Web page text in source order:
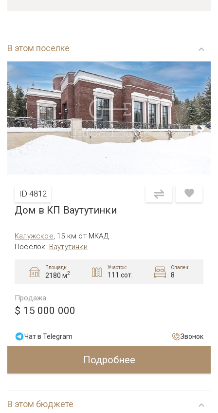
В этом поселке
ID 4812
Дом в КП Ваутутинки
Калужское, 15 км от МКАД
Посёлок: Ваутутинки
Площадь:
2180 м2
Участок:
111 сот.
Спален:
8
Продажа
$ 15 000 000
Чат в Telegram Звонок
Подробнее
В этом бюджете